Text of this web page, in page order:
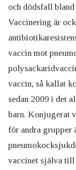
och dödsfall
Vaccinering är
vaccin mot
vaccin, så kallat
sedan 2009 i det
barn. Konjugerat
för andra grupper
vaccinet själva